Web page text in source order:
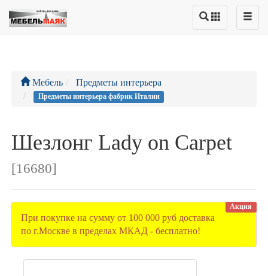
Мебель Предметы интерьера
Предметы интерьера фабрик Италии
Шезлонг Lady on Carpet
[16680]
Акция
При покупке на сумму от 100 000 руб доставка
по г.Москве в пределах МКАД - бесплатно!